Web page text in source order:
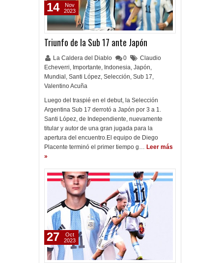
Triunfo de la Sub 17 ante Japón
La Caldera del Diablo 0
Claudio
Echeverri, Importante, Indonesia, Japón,
Mundial , Santi López, Selección, Sub 17,
Valentino Acuña
Luego del traspié en el debut, la Selección
Argentina Sub 17 derrotó a Japón por 3 a 1.
Santi López, de Independiente, nuevamente
titular y autor de una gran jugada para la
apertura del encuentro.El equipo de Diego
Placente terminó el primer tiempo g… Leer más
»
14
Nov
2023
27
Oct
2023